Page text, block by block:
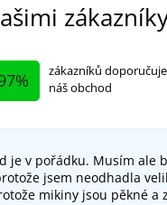
zákazníků doporučuje
náš obchod
je v pořádku. Musím ale
jsem neodhadla
mikiny jsou pěkné a